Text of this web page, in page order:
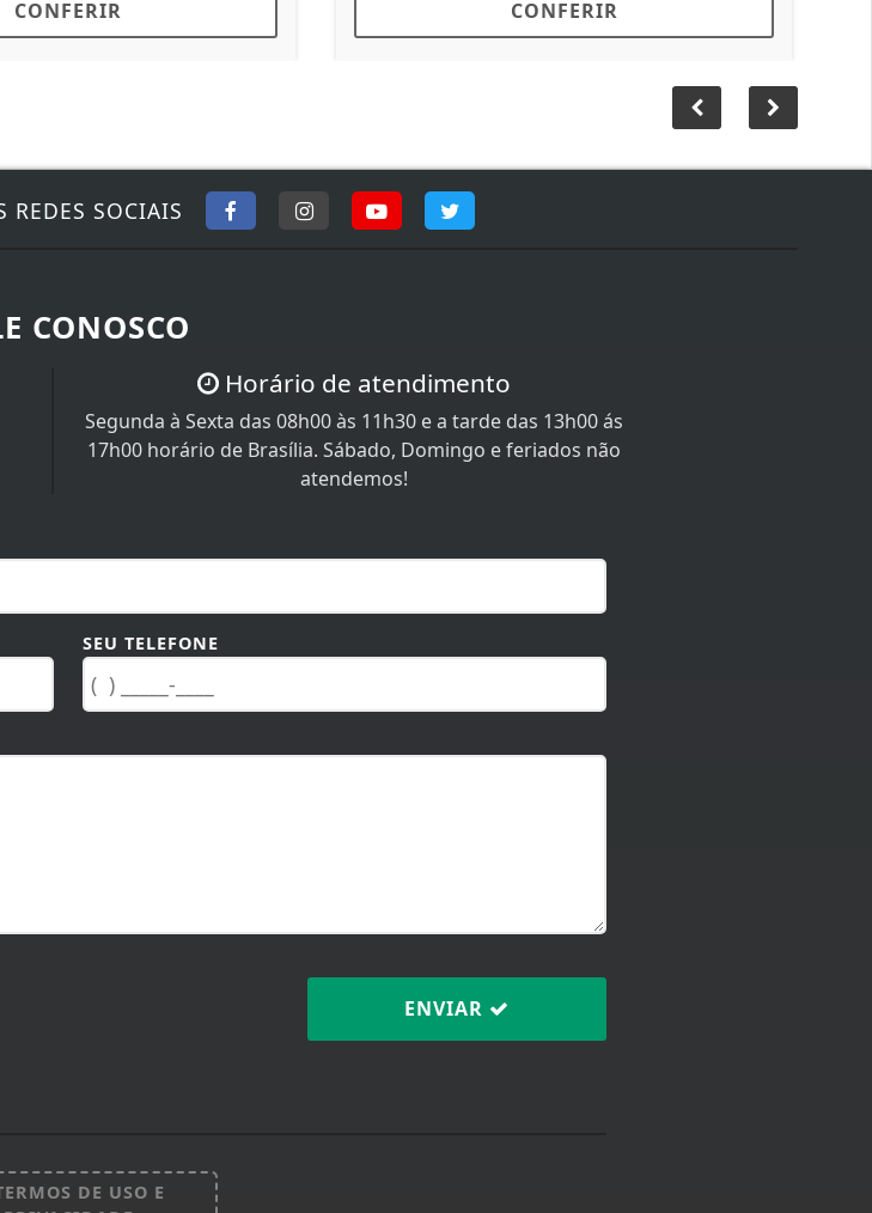
REDES SOCIAIS
CONOSCO
Horário de atendimento
Segunda à Sexta das 08h00 às 11h30 e a tarde das 13h00 ás
17h00 horário de Brasília. Sábado, Domingo e feriados não
atendemos!
SEU TELEFONE
ENVIAR
DE USO E